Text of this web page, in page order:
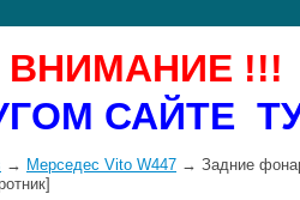
ВНИМАНИЕ !!!
САЙТЕ
→ Мерседес Vito W447 → Задние